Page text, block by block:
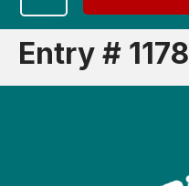
Entry # 1178